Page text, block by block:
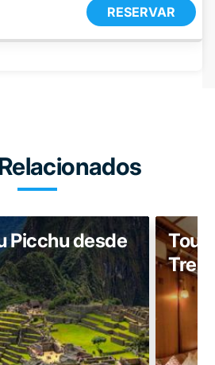
RESERVAR
Picchu desde
Tour
Tren